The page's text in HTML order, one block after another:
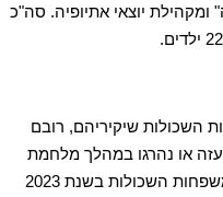
יוצאי אתיופיה. סה"כ
השכולות שיקיריהם, רובם
או נהרגו במהלך מלחמת
"חרבות ברזל". הסיוע שניתן על ידנו למשפחות השכולות בשנת 2023